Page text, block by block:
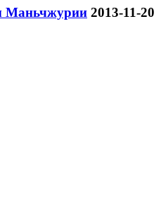
Маньчжурии 2013-11-20